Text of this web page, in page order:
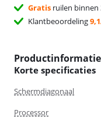
Gratis ruilen binnen
Klantbeoordeling
Productinformatie
Korte specificaties
Schermdiagonaal
Processor